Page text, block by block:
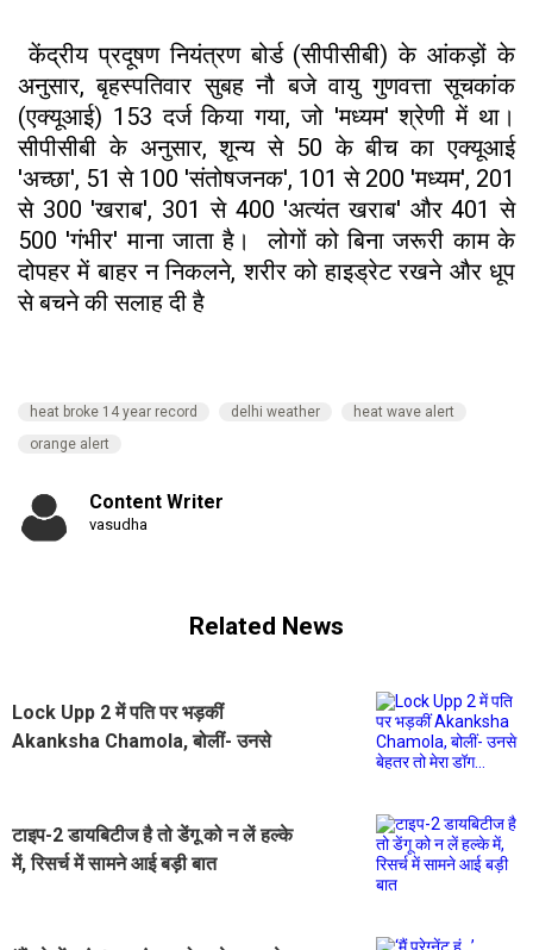
केंद्रीय प्रदूषण नियंत्रण बोर्ड (सीपीसीबी) के आंकड़ों के
अनुसार, बृहस्पतिवार सुबह नौ बजे वायु गुणवत्ता सूचकांक
(एक्यूआई) 153 दर्ज किया गया, जो 'मध्यम' श्रेणी में था।
सीपीसीबी के अनुसार, शून्य से 50 के बीच का एक्यूआई
'अच्छा', 51 से 100 'संतोषजनक', 101 से 200 'मध्यम', 201
से 300 'खराब', 301 से 400 'अत्यंत खराब' और 401 से
500 'गंभीर' माना जाता है। लोगों को बिना जरूरी काम के
दोपहर में बाहर न निकलने, शरीर को हाइड्रेट रखने और धूप
से बचने की सलाह दी है
heat broke 14 year record delhi weather
heat wave alert
orange alert
Content Writer
vasudha
Related News
Lock Upp 2 में पति पर भड़कीं
Akanksha Chamola, बोलीं- उनसे
टाइप-2 डायबिटीज है तो डेंगू को न लें हल्के
में, रिसर्च में सामने आई बड़ी बात